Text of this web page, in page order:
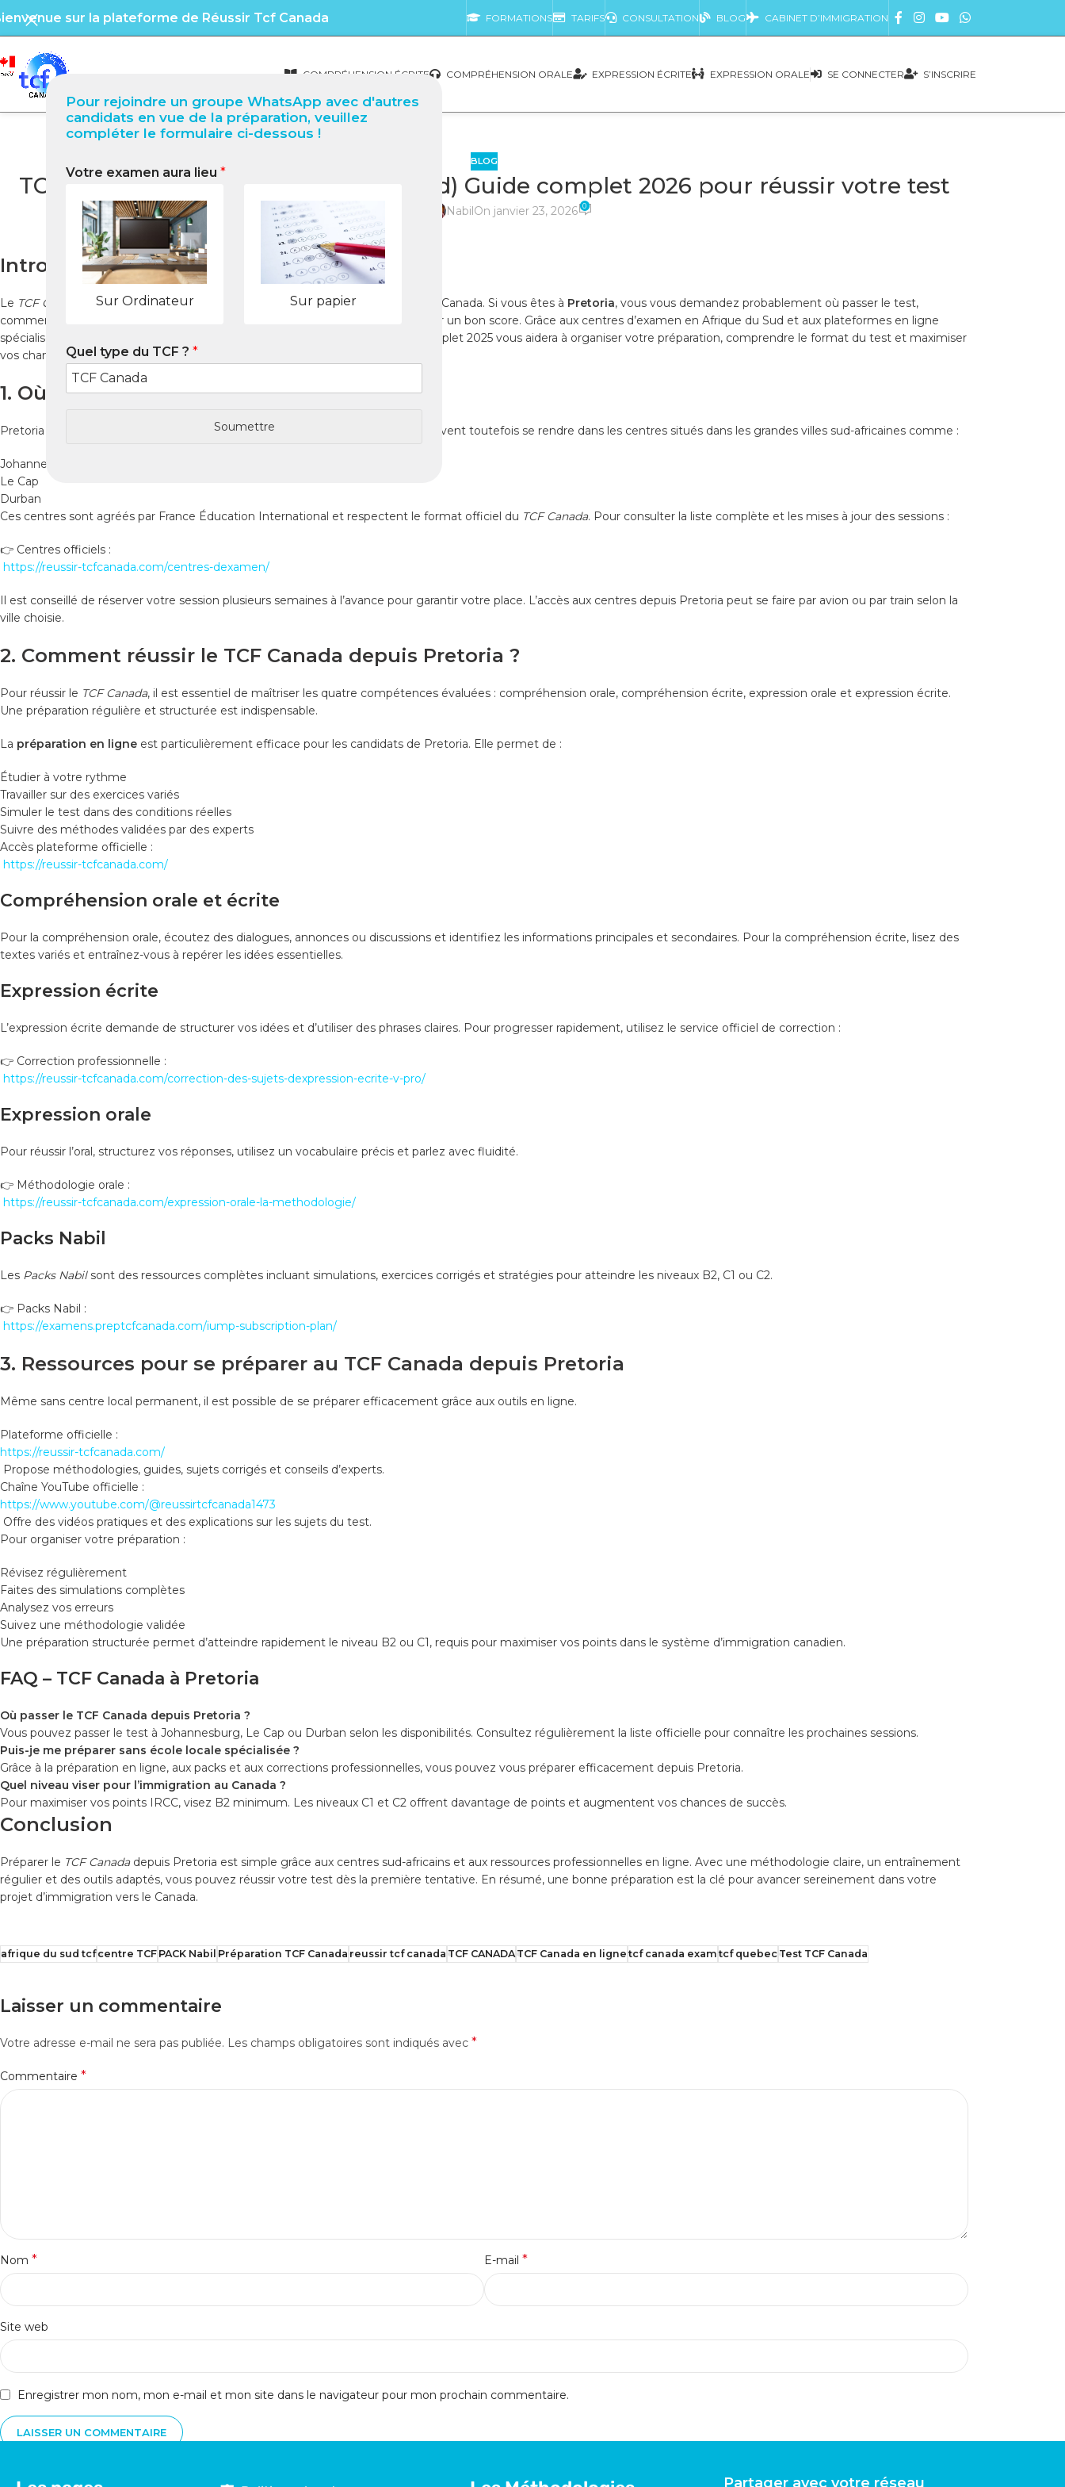
Pour rejoindre un groupe WhatsApp avec d'autres
candidats en vue de la préparation, veuillez
compléter le formulaire ci-dessous !
Votre examen aura lieu *
Sur Ordinateur Sur papier
Quel type du TCF ? *
Soumettre
sur la plateforme de Réussir Tcf Canada FORMATIONS TARIFS CONSULTATION BLOG CABINET D’IMMIGRATION
COMPRÉHENSION ÉCRITE COMPRÉHENSION ORALE EXPRESSION ÉCRITE EXPRESSION ORALE SE CONNECTER S’INSCRIRE
BLOG
TCF Canada à Pretoria (Afrique du Sud) Guide complet 2026 pour réussir votre test
NabilOn janvier 23, 2026 0
Introduction
Le TCF Canada est un test essentiel pour tous ceux qui souhaitent immigrer au Canada. Si vous êtes à Pretoria, vous vous demandez probablement où passer le test,
comment vous préparer efficacement et quelles ressources utiliser pour obtenir un bon score. Grâce aux centres d’examen en Afrique du Sud et aux plateformes en ligne
spécialisées, préparer le
est simple et accessible. Ce guide complet 2025 vous aidera à organiser votre préparation, comprendre le format du test et maximiser
vos chances de réussite.
1. Où passer le TCF Canada à Pretoria ?
Pretoria ne dispose pas toujours d’un centre TCF permanent. Les candidats peuvent toutefois se rendre dans les centres situés dans les grandes villes sud-africaines comme :
Johannesburg
Le Cap
Durban
Ces centres sont agréés par France Éducation International et respectent le format officiel du TCF Canada. Pour consulter la liste complète et les mises à jour des sessions :
👉 Centres officiels :
https://reussir-tcfcanada.com/centres-dexamen/
Il est conseillé de réserver votre session plusieurs semaines à l’avance pour garantir votre place. L’accès aux centres depuis Pretoria peut se faire par avion ou par train selon la
ville choisie.
2. Comment réussir le TCF Canada depuis Pretoria ?
Pour réussir le TCF Canada, il est essentiel de maîtriser les quatre compétences évaluées : compréhension orale, compréhension écrite, expression orale et expression écrite.
Une préparation régulière et structurée est indispensable.
La préparation en ligne est particulièrement efficace pour les candidats de Pretoria. Elle permet de :
Étudier à votre rythme
Travailler sur des exercices variés
Simuler le test dans des conditions réelles
Suivre des méthodes validées par des experts
Accès plateforme officielle :
https://reussir-tcfcanada.com/
Compréhension orale et écrite
Pour la compréhension orale, écoutez des dialogues, annonces ou discussions et identifiez les informations principales et secondaires. Pour la compréhension écrite, lisez des
textes variés et entraînez-vous à repérer les idées essentielles.
Expression écrite
L’expression écrite demande de structurer vos idées et d’utiliser des phrases claires. Pour progresser rapidement, utilisez le service officiel de correction :
👉 Correction professionnelle :
https://reussir-tcfcanada.com/correction-des-sujets-dexpression-ecrite-v-pro/
Expression orale
Pour réussir l’oral, structurez vos réponses, utilisez un vocabulaire précis et parlez avec fluidité.
👉 Méthodologie orale :
https://reussir-tcfcanada.com/expression-orale-la-methodologie/
Packs Nabil
Les Packs Nabilsont des ressources complètes incluant simulations, exercices corrigés et stratégies pour atteindre les niveaux B2, C1 ou C2.
👉 Packs Nabil :
https://examens.preptcfcanada.com/iump-subscription-plan/
3. Ressources pour se préparer au TCF Canada depuis Pretoria
Même sans centre local permanent, il est possible de se préparer efficacement grâce aux outils en ligne.
Plateforme officielle :
https://reussir-tcfcanada.com/
Propose méthodologies, guides, sujets corrigés et conseils d’experts.
Chaîne YouTube officielle :
https://www.youtube.com/@reussirtcfcanada1473
Offre des vidéos pratiques et des explications sur les sujets du test.
Pour organiser votre préparation :
Révisez régulièrement
Faites des simulations complètes
Analysez vos erreurs
Suivez une méthodologie validée
Une préparation structurée permet d’atteindre rapidement le niveau B2 ou C1, requis pour maximiser vos points dans le système d’immigration canadien.
FAQ – TCF Canada à Pretoria
Où passer le TCF Canada depuis Pretoria ?
Vous pouvez passer le test à Johannesburg, Le Cap ou Durban selon les disponibilités. Consultez régulièrement la liste officielle pour connaître les prochaines sessions.
Puis-je me préparer sans école locale spécialisée ?
Grâce à la préparation en ligne, aux packs et aux corrections professionnelles, vous pouvez vous préparer efficacement depuis Pretoria.
Quel niveau viser pour l’immigration au Canada ?
Pour maximiser vos points IRCC, visez B2 minimum. Les niveaux C1 et C2 offrent davantage de points et augmentent vos chances de succès.
Conclusion
Préparer le TCF Canadadepuis Pretoria est simple grâce aux centres sud-africains et aux ressources professionnelles en ligne. Avec une méthodologie claire, un entraînement
régulier et des outils adaptés, vous pouvez réussir votre test dès la première tentative. En résumé, une bonne préparation est la clé pour avancer sereinement dans votre
projet d’immigration vers le Canada.
afrique du sud tcfcentre TCFPACK Nabil Préparation TCF Canada reussir tcf canada TCF CANADATCF Canada en ligne tcf canada exam tcf quebecTest TCF Canada
Laisser un commentaire
Votre adresse e-mail ne sera pas publiée. Les champs obligatoires sont indiqués avec *
Commentaire *
Nom * E-mail *
Site web
Enregistrer mon nom, mon e-mail et mon site dans le navigateur pour mon prochain commentaire.
Partager avec votre réseau